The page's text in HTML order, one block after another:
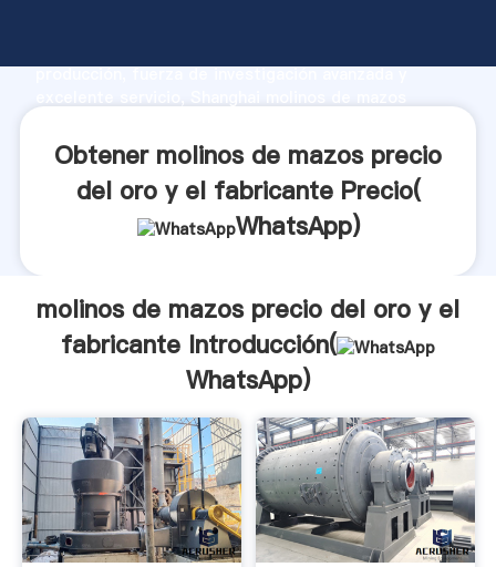
producción, fuerza de investigación avanzada y
y aporta valores a todos los clientes.
Obtener molinos de mazos precio
del oro y el fabricante Precio(
WhatsApp)
molinos de mazos precio del oro y el
fabricante Introducción(
WhatsApp)